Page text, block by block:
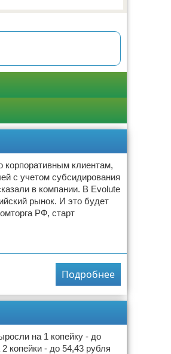
корпоративным клиентам,
с учетом субсидирования
в компании. В Evolute
рынок. И это будет
РФ, старт
Подробнее
на 1 копейку - до
копейки - до 54,43 рубля